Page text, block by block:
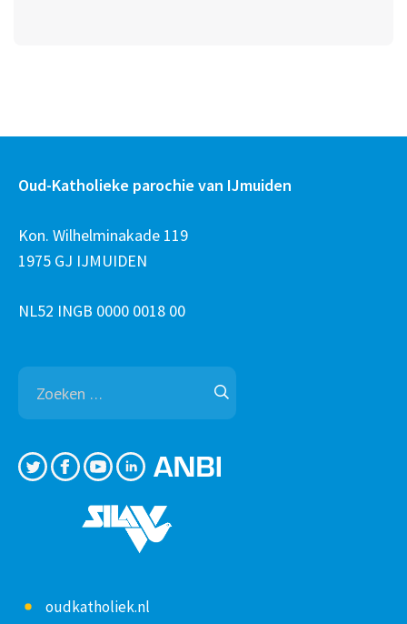
Oud-Katholieke parochie van IJmuiden
Kon. Wilhelminakade 119
1975 GJ IJMUIDEN
NL52 INGB 0000 0018 00
Zoeken
naar:
oudkatholiek.nl